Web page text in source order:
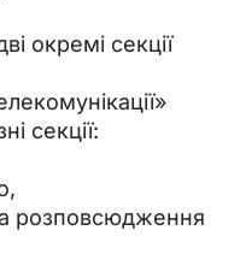
окремі секції
секції:
розповсюдження